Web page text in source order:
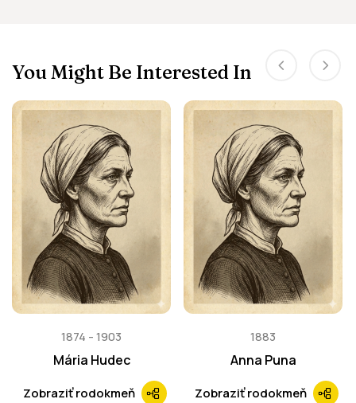
You Might Be Interested In
1874 1903
Mária Hudec
Zobraziť rodokmeň
1883
Anna Puna
Zobraziť rodokmeň